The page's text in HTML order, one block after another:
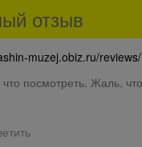
отзыв
muzej.obiz.ru/reviews/
посмотреть. Жаль,